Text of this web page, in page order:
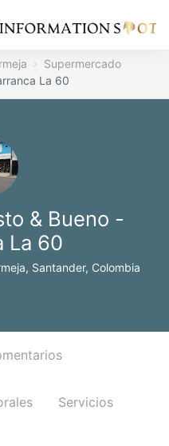
Supermercado
La 60
& Bueno -
La 60
Santander, Colombia
Servicios